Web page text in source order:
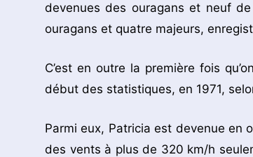
devenues des ouragans et neuf
ouragans et quatre majeurs,
C’est en outre la première fois
début des statistiques, en 1971,
Parmi eux, Patricia est devenue en
des vents à plus de 320 km/h